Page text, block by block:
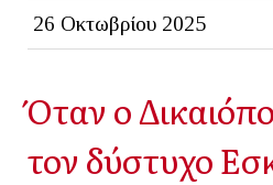
26 Οκτωβρίου 2025
Όταν ο
τον δύστυχο